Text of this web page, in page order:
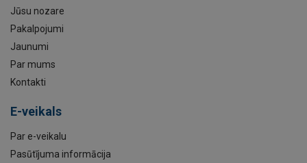
Jūsu nozare
Pakalpojumi
Jaunumi
Par mums
Kontakti
E-veikals
Par e-veikalu
Pasūtījuma informācija